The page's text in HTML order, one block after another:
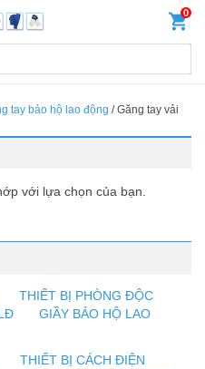
0
tay bảo hộ lao động /Găng tay vải
với lựa chọn của bạn.
THIẾT BỊ PHÒNG ĐỘC
GIẦY BẢO HỘ LAO
THIẾT BỊ CÁCH ĐIỆN